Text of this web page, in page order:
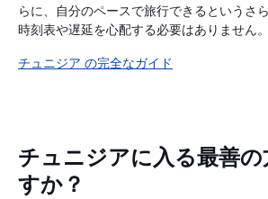
らに、自分のペースで旅行できるというさ
時刻表や遅延を心配する必要はありません。
チュニジア の完全なガイド
チュニジアに入る最善
すか？